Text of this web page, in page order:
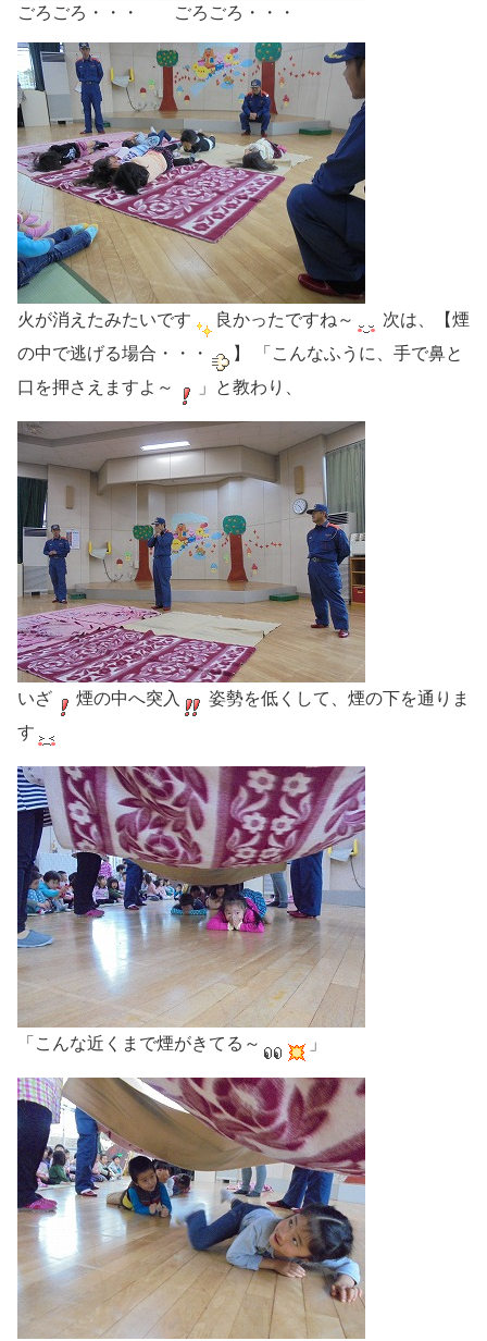
ごろごろ・・・ ごろごろ・・・
火が消えたみたいです 良かったですね～
次は、【煙
の中で逃げる場合・・・
】 「こんなふうに、手で鼻と
口を押さえますよ～
」と教わり、
いざ 煙の中へ突入
姿勢を低くして、煙の下を通りま
す
「こんな近くまで煙がきてる～ 」